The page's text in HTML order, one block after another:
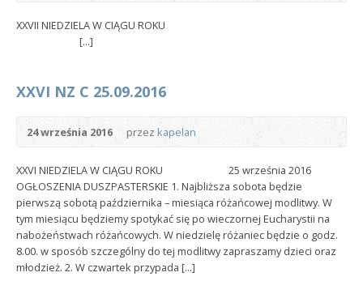
XXVII NIEDZIELA W CIĄGU ROKU
[...]
XXVI NZ C 25.09.2016
24 września 2016 przez kapelan
XXVI NIEDZIELA W CIĄGU ROKU 25 września 2016
OGŁOSZENIA DUSZPASTERSKIE 1. Najbliższa sobota będzie
pierwszą sobotą października – miesiąca różańcowej modlitwy. W
tym miesiącu będziemy spotykać się po wieczornej Eucharystii na
nabożeństwach różańcowych. W niedzielę różaniec będzie o godz.
8.00. w sposób szczególny do tej modlitwy zapraszamy dzieci oraz
młodzież. 2. W czwartek przypada [...]